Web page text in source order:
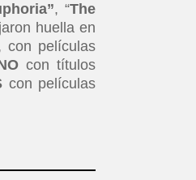
, “The
huella en
con películas
con títulos
con películas